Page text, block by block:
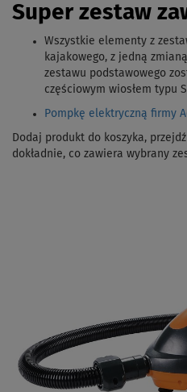
Super zestaw
Wszystkie elementy z
kajakowego, z jedną
zestawu podstawowego
częściowym wiosłem typu
Pompkę elektryczną firmy
Dodaj produkt do koszyka,
dokładnie, co zawiera wybrany